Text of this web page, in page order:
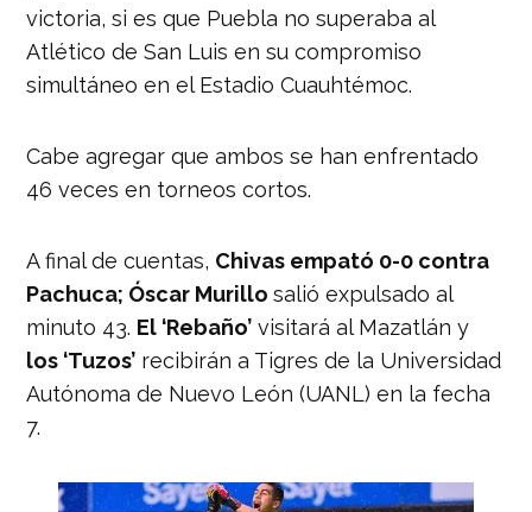
victoria, si es que Puebla no superaba al
Atlético de San Luis en su compromiso
simultáneo en el Estadio Cuauhtémoc.
Cabe agregar que ambos se han enfrentado
46 veces en torneos cortos.
A final de cuentas, Chivas empató 0-0 contra
Pachuca; Óscar Murillosalió expulsado al
minuto 43. El ‘Rebaño’ visitará al Mazatlán y
los ‘Tuzos’ recibirán a Tigres de la Universidad
Autónoma de Nuevo León (UANL) en la fecha
7.